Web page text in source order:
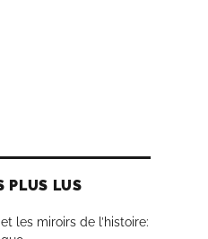
PLUS LUS
les miroirs de l’histoire: